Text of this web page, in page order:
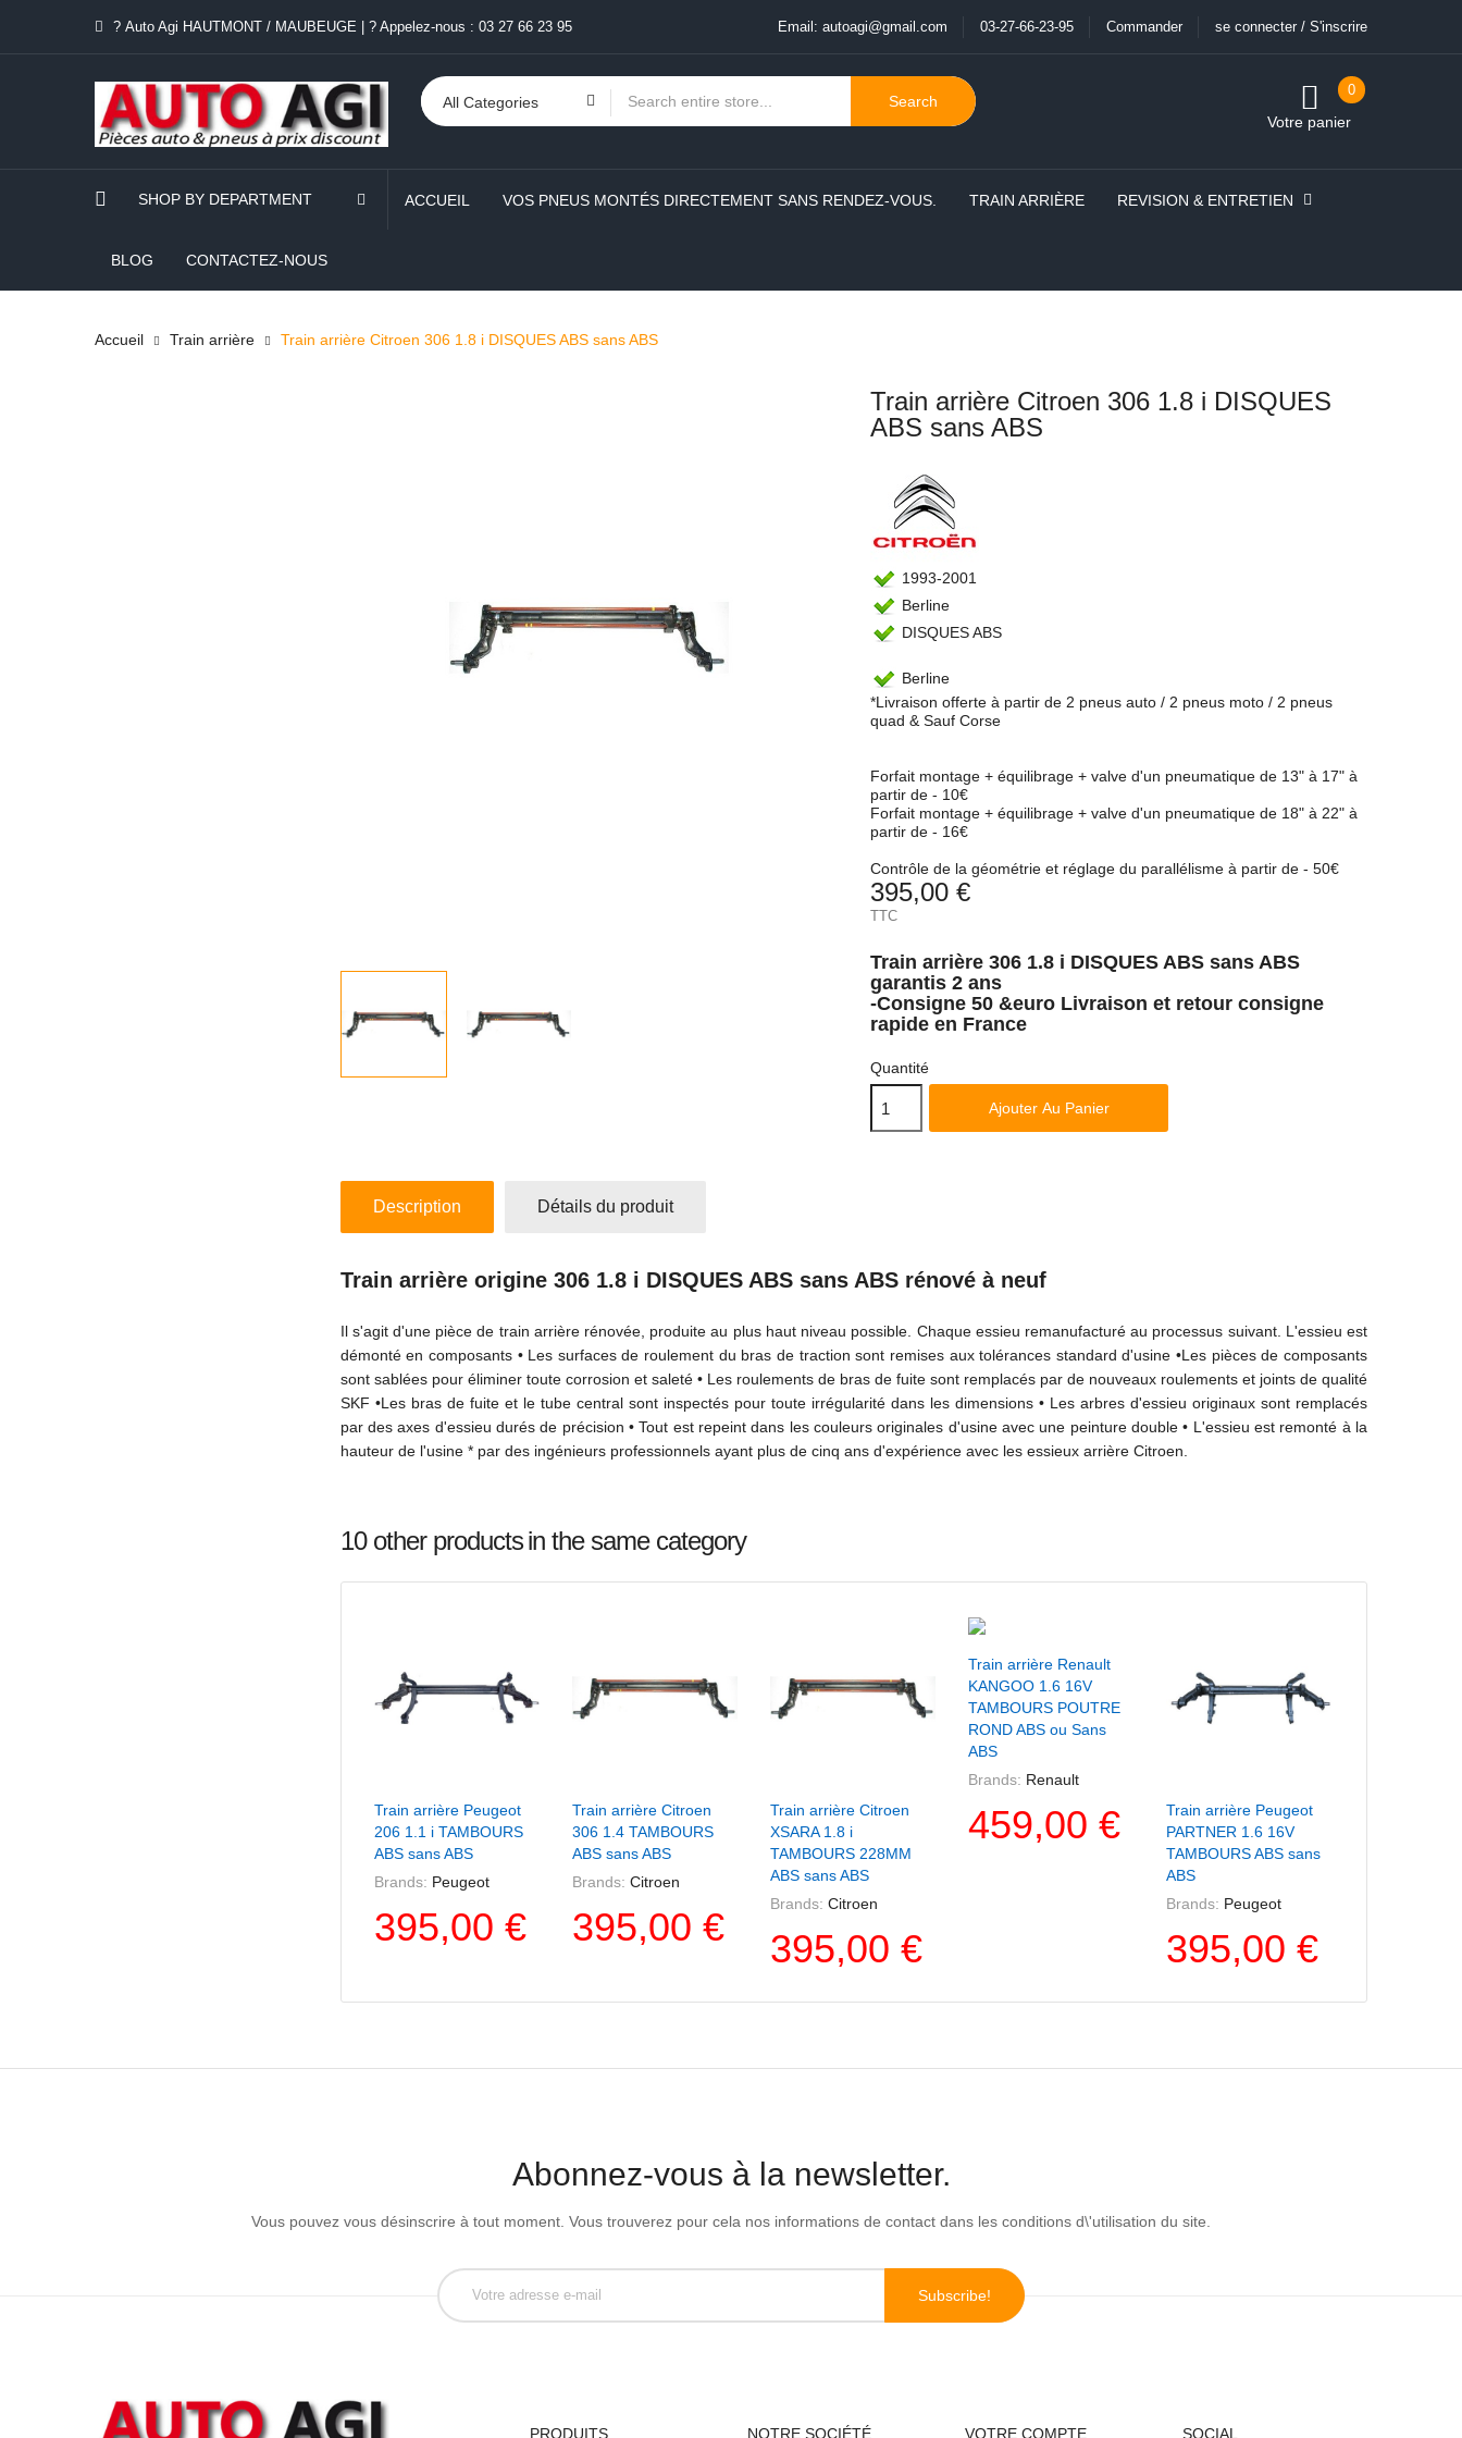
? Auto Agi HAUTMONT / MAUBEUGE ? Appelez-nous : 03 27 66 23 95 se connecter / S'inscrire
Commander
03-27-66-23-95
Email: autoagi@gmail.com
Search
0
Votre panier
SHOP BY DEPARTMENT ACCUEIL VOS PNEUS MONTÉS DIRECTEMENT SANS RENDEZ-VOUS. TRAIN ARRIÈRE REVISION & ENTRETIEN
BLOG CONTACTEZ-NOUS
Accueil Train arrière Train arrière Citroen 306 1.8 i DISQUES ABS sans ABS
Train arrière Citroen 306 1.8 i DISQUES
ABS sans ABS
1993-2001
Berline
DISQUES ABS
Berline
*Livraison offerte à partir de 2 pneus auto / 2 pneus moto / 2 pneus
quad & Sauf Corse
Forfait montage + équilibrage + valve d'un pneumatique de 13" à 17" à
partir de - 10€
Forfait montage + équilibrage + valve d'un pneumatique de 18" à 22" à
partir de - 16€
Contrôle de la géométrie et réglage du parallélisme à partir de - 50€
395,00 €
TTC
Train arrière 306 1.8 i DISQUES ABS sans ABS
garantis 2 ans
-Consigne 50 &euro Livraison et retour consigne
rapide en France
Quantité
Ajouter Au Panier
Description Détails du produit
Train arrière origine 306 1.8 i DISQUES ABS sans ABS rénové à neuf
Il s'agit d'une pièce de train arrière rénovée, produite au plus haut niveau possible. Chaque essieu remanufacturé au processus suivant. L'essieu est
démonté en composants • Les surfaces de roulement du bras de traction sont remises aux tolérances standard d'usine •Les pièces de composants
sont sablées pour éliminer toute corrosion et saleté • Les roulements de bras de fuite sont remplacés par de nouveaux roulements et joints de qualité
SKF •Les bras de fuite et le tube central sont inspectés pour toute irrégularité dans les dimensions • Les arbres d'essieu originaux sont remplacés
par des axes d'essieu durés de précision • Tout est repeint dans les couleurs originales d'usine avec une peinture double • L'essieu est remonté à la
hauteur de l'usine * par des ingénieurs professionnels ayant plus de cinq ans d'expérience avec les essieux arrière Citroen.
10 other products in the same category
+ Ajouter Au Panier
Train arrière Peugeot
206 1.1 i TAMBOURS
ABS sans ABS
Brands: Peugeot
395,00 €
+ Ajouter Au Panier
Train arrière Citroen
306 1.4 TAMBOURS
ABS sans ABS
Brands: Citroen
395,00 €
+ Ajouter Au Panier
Train arrière Citroen
XSARA 1.8 i
TAMBOURS 228MM
ABS sans ABS
Brands: Citroen
395,00 €
+ Ajouter Au Panier
Train arrière Renault
KANGOO 1.6 16V
TAMBOURS POUTRE
ROND ABS ou Sans
ABS
Brands: Renault
459,00 € + Ajouter Au Panier
Train arrière Peugeot
PARTNER 1.6 16V
TAMBOURS ABS sans
ABS
Brands: Peugeot
395,00 €
Abonnez-vous à la newsletter.
Vous pouvez vous désinscrire à tout moment. Vous trouverez pour cela nos informations de contact dans les conditions d\'utilisation du site.
PRODUITS NOTRE SOCIÉTÉ VOTRE COMPTE SOCIAL